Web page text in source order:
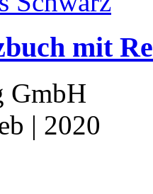
mit
GmbH
| 2020